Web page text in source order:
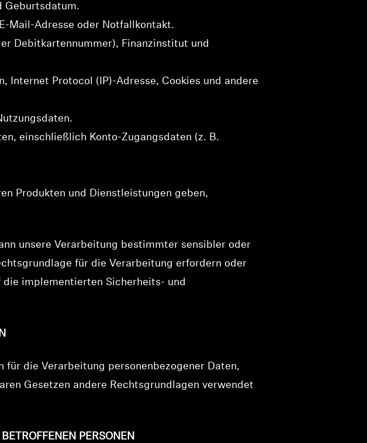
Geburtsdatum.
Mail-Adresse oder Notfallkontakt.
Debitkartennummer), Finanzinstitut und
Internet Protocol (IP)-Adresse, Cookies und andere
einschließlich Konto-Zugangsdaten (z. B.
Produkten und Dienstleistungen geben,
unsere Verarbeitung bestimmter sensibler oder
für die Verarbeitung erfordern oder
implementierten Sicherheits- und
die Verarbeitung personenbezogener Daten,
Gesetzen andere Rechtsgrundlagen verwendet
PERSONEN